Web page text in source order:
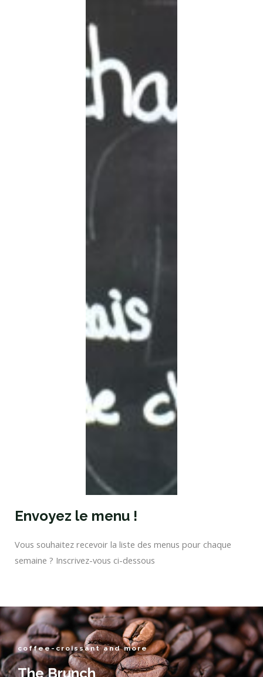
Envoyez le menu !
Vous souhaitez recevoir la liste des menus pour chaque
semaine ? Inscrivez-vous ci-dessous
coffee-croissant and more
The Brunch